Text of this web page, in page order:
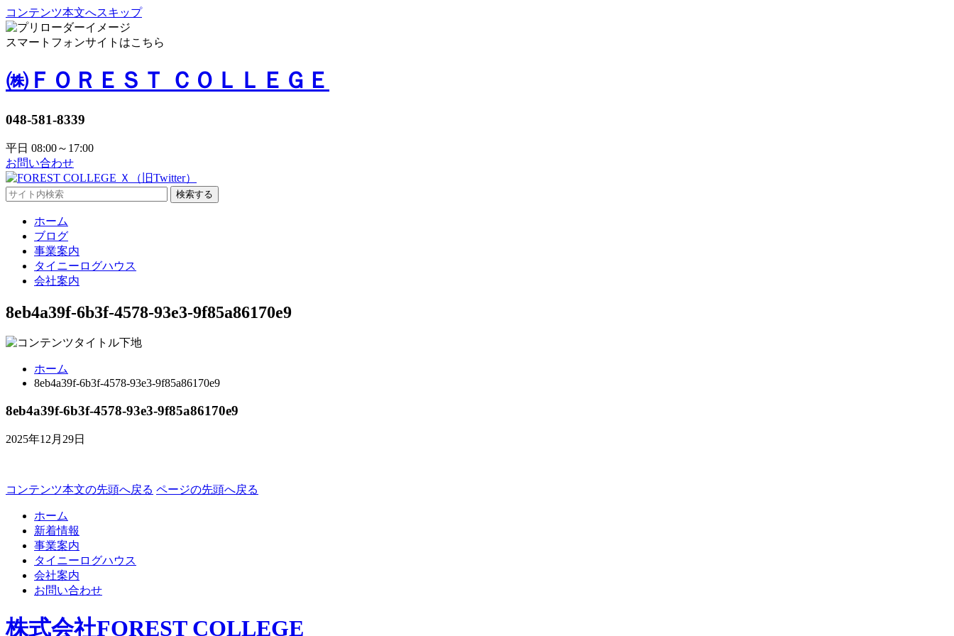
コンテンツ本文へスキップ
スマートフォンサイトはこちら
㈱ＦＯＲＥＳＴ ＣＯＬＬＥＧＥ
048-581-8339
平日 08:00～17:00
お問い合わせ
検索する
ホーム
ブログ
事業案内
タイニーログハウス
会社案内
8eb4a39f-6b3f-4578-93e3-9f85a86170e9
ホーム
8eb4a39f-6b3f-4578-93e3-9f85a86170e9
8eb4a39f-6b3f-4578-93e3-9f85a86170e9
2025年12月29日
コンテンツ本文の先頭へ戻る ページの先頭へ戻る
ホーム
新着情報
事業案内
タイニーログハウス
会社案内
お問い合わせ
株式会社FOREST COLLEGE